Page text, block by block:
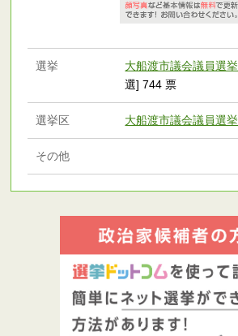
選挙 大船渡市議会議員選挙
選] 744 票
選挙区 大船渡市議会議員選挙
その他